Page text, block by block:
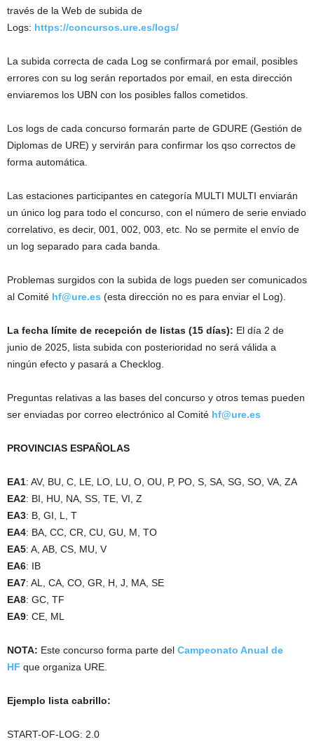
través de la Web de subida de
Logs: https://concursos.ure.es/logs/
La subida correcta de cada Log se confirmará por email, posibles
errores con su log serán reportados por email, en esta dirección
enviaremos los UBN con los posibles fallos cometidos.
Los logs de cada concurso formarán parte de GDURE (Gestión de
Diplomas de URE) y servirán para confirmar los qso correctos de
forma automática.
Las estaciones participantes en categoría MULTI MULTI enviarán
un único log para todo el concurso, con el número de serie enviado
correlativo, es decir, 001, 002, 003, etc. No se permite el envío de
un log separado para cada banda.
Problemas surgidos con la subida de logs pueden ser comunicados
al Comité hf@ure.es (esta dirección no es para enviar el Log).
La fecha límite de recepción de listas (15 días): El día 2 de
junio de 2025, lista subida con posterioridad no será válida a
ningún efecto y pasará a Checklog.
Preguntas relativas a las bases del concurso y otros temas pueden
ser enviadas por correo electrónico al Comité hf@ure.es
PROVINCIAS ESPAÑOLAS
EA1: AV, BU, C, LE, LO, LU, O, OU, P, PO, S, SA, SG, SO, VA, ZA
EA2: BI, HU, NA, SS, TE, VI, Z
EA3: B, GI, L, T
EA4: BA, CC, CR, CU, GU, M, TO
EA5: A, AB, CS, MU, V
EA6: IB
EA7: AL, CA, CO, GR, H, J, MA, SE
EA8: GC, TF
EA9: CE, ML
NOTA: Este concurso forma parte del Campeonato Anual de
HF que organiza URE.
Ejemplo lista cabrillo:
START-OF-LOG: 2.0